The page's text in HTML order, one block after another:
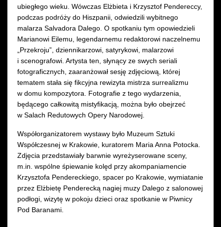
ubiegłego wieku. Wówczas Elżbieta i Krzysztof Pendereccy,
podczas podróży do Hiszpanii, odwiedzili wybitnego
malarza Salvadora Dalego. O spotkaniu tym opowiedzieli
Marianowi Eilemu, legendarnemu redaktorowi naczelnemu
„Przekroju”, dziennikarzowi, satyrykowi, malarzowi
i scenografowi. Artysta ten, słynący ze swych seriali
fotograficznych, zaaranżował sesję zdjęciową, której
tematem stała się fikcyjna rewizyta mistrza surrealizmu
w domu kompozytora. Fotografie z tego wydarzenia,
będącego całkowitą mistyfikacją, można było obejrzeć
w Salach Redutowych Opery Narodowej.
Współorganizatorem wystawy było Muzeum Sztuki
Współczesnej w Krakowie, kuratorem Maria Anna Potocka.
Zdjęcia przedstawiały barwnie wyreżyserowane sceny,
m.in. wspólne śpiewanie kolęd przy akompaniamencie
Krzysztofa Pendereckiego, spacer po Krakowie, wymiatanie
przez Elżbietę Penderecką nagiej muzy Dalego z salonowej
podłogi, wizytę w pokoju dzieci oraz spotkanie w Piwnicy
Pod Baranami.